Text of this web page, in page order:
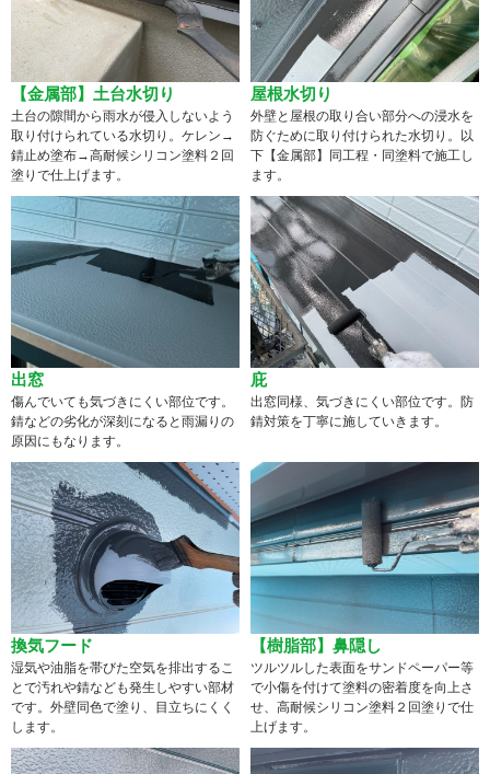
【金属部】土台水切り
土台の隙間から雨水が侵入しないよう
取り付けられている水切り。ケレン→
錆止め塗布→高耐候シリコン塗料２回
塗りで仕上げます。
屋根水切り
外壁と屋根の取り合い部分への浸水を
防ぐために取り付けられた水切り。以
下【金属部】同工程・同塗料で施工し
ます。
出窓
傷んでいても気づきにくい部位です。
錆などの劣化が深刻になると雨漏りの
原因にもなります。
庇
出窓同様、気づきにくい部位です。防
錆対策を丁寧に施していきます。
換気フード
湿気や油脂を帯びた空気を排出するこ
とで汚れや錆なども発生しやすい部材
です。外壁同色で塗り、目立ちにくく
します。
【樹脂部】鼻隠し
ツルツルした表面をサンドペーパー等
で小傷を付けて塗料の密着度を向上さ
せ、高耐候シリコン塗料２回塗りで仕
上げます。